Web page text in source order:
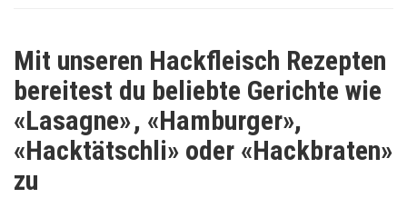
Mit unseren Hackfleisch Rezepten
bereitest du beliebte Gerichte wie
«Lasagne», «Hamburger»,
«Hacktätschli» oder «Hackbraten»
zu